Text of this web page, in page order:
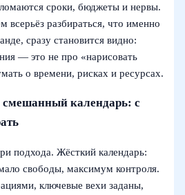
ломаются сроки, бюджеты и нервы.
всерьёз разбираться, что именно
сразу становится видно:
— это не про «нарисовать
о времени, рисках и ресурсах.
календарь: с
подхода. Жёсткий календарь:
свободы, максимум контроля.
ключевые вехи заданы,